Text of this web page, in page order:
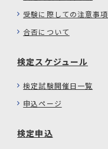
受験に際しての注意事項
合否について
検定スケジュール
検定試験開催日一覧
申込ページ
検定申込